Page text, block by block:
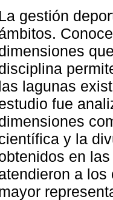
La gestión
lagunas
fue
y la
en
a